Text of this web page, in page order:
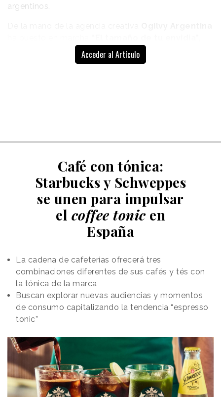
argentinos.
que premia con productos de su marca propia
Quantic la envidia de los consumidores. La campaña
Para ello ha creado un bot en WhatsApp,
'Qu!', al que los consumidores pueden enviar una
fotografía de las cajas de los televisores que
envidian y que, tras ser analizadas, serán convertidas
en descuentos. Éstos se establecen, según explican
desde la marca en una pieza audiovisual, en función
del tamaño de la caja o del televisor.
La pieza cuenta con producción de Walden.
Acceder al Artículo
Café con tónica:
Starbucks y Schweppes
se unen para impulsar
el coffee tonicen
España
La cadena de cafeterías ofrecerá tres
combinaciones diferentes de sus cafés y tés con
la tónica de la marca
Buscan explorar nuevas audiencias y momentos
de consumo capitalizando la tendencia “espresso
tonic”